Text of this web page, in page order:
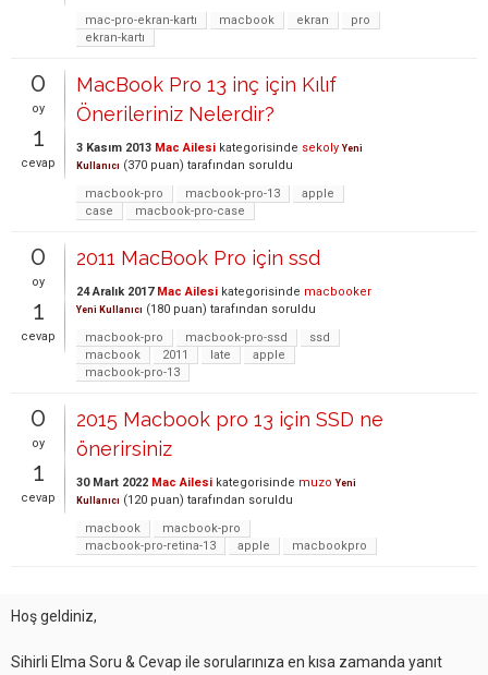
mac-pro-ekran-kartı
macbook ekran
pro
ekran-kartı
0
oy
1
cevap
MacBook Pro 13 inç için Kılıf
Önerileriniz Nelerdir?
3 Kasım 2013 Mac Ailesi kategorisinde sekoly Yeni
Kullanıcı (370 puan) tarafından soruldu
macbook-pro
macbook-pro-13
apple
case
macbook-pro-case
0
oy
1
cevap
2011 MacBook Pro için ssd
24 Aralık 2017 Mac Ailesi kategorisinde macbooker
Yeni Kullanıcı (180 puan) tarafından soruldu
macbook-pro
macbook-pro-ssd
ssd
macbook
2011 late
apple
macbook-pro-13
0
oy
1
cevap
2015 Macbook pro 13 için SSD ne
önerirsiniz
30 Mart 2022 Mac Ailesi kategorisinde muzo Yeni
Kullanıcı (120 puan) tarafından soruldu
macbook
macbook-pro
macbook-pro-retina-13
apple macbookpro
Hoş geldiniz,
Sihirli Elma Soru & Cevap ile sorularınıza en kısa zamanda yanıt